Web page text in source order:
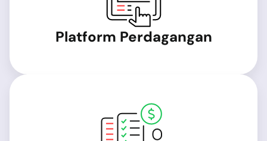
Platform Perdagangan